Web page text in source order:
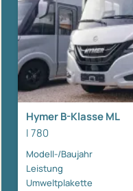
Hymer B-Klasse ML
I 780
Modell-/Baujahr
Leistung
Umweltplakette